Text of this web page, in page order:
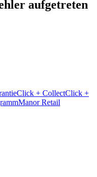
aufgetreten
Click + CollectClick +
Manor Retail